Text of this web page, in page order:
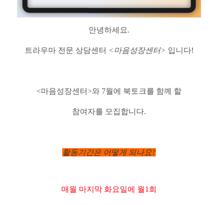
안녕하세요.
트라우마 전문 상담센터 <마음성장센터> 입니다!
<마음성장센터>와 7월에 북토크를 함께 할
참여자를 모집합니다.
활동기간은 어떻게 되나요?
매월 마지막 화요일에 월1회